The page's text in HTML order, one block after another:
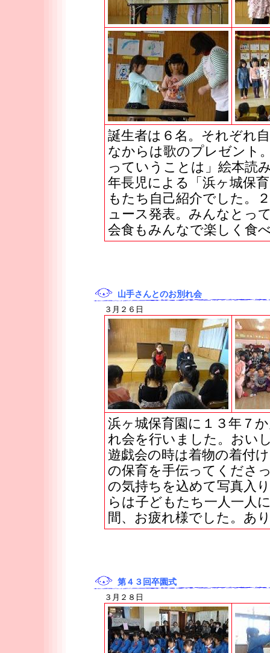
誕生者は６名。それぞれ
なからは歌のプレゼント
っていうことは」絵本
年長児による「浜ヶ城保
もたち自己紹介でした。
ュース発表。みんなとっ
会食もみんなで楽しく食
山手さんとのお別れ会
３月２６日
浜ヶ城保育園に１３年７
れ会を行いました。おい
遊戯会の時は着物の着付
の保育を手伝ってくださ
の気持ちを込めて写真入
らは子どもたち一人一人
間、お疲れ様でした。あ
第４３回卒園式
３月２８日